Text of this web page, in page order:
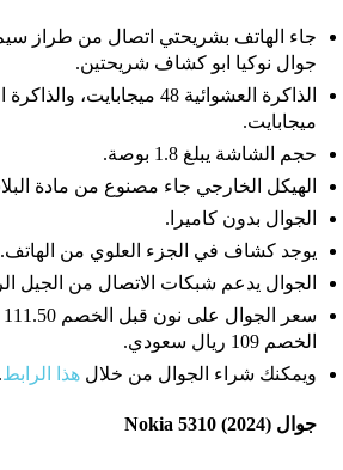
جاء الهاتف بشريحتي اتصال من طراز
جوال نوكيا ابو كشاف شريحتين.
ميجابايت.
حجم الشاشة يبلغ 1.8 بوصة.
الهيكل الخارجي جاء مصنوع من مادة
الجوال بدون كاميرا.
يوجد كشاف في الجزء العلوي من الهاتف.
الجوال يدعم شبكات الاتصال من الجيل
الخصم 109 ريال سعودي.
ويمكنك شراء الجوال من خلالهذا الرابط.
جوال Nokia 5310 (2024)